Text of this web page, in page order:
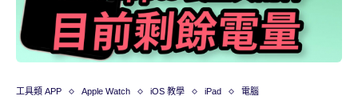
工具類 APP Apple Watch iOS 教學 iPad 電腦